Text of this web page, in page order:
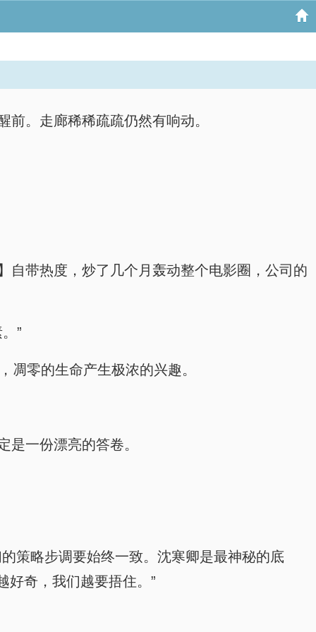
。走廊稀稀疏疏仍然有响动。
自带热度，炒了几个月轰动整个电影圈，公司的
”
零的生命产生极浓的兴趣。
一份漂亮的答卷。
策略步调要始终一致。沈寒卿是最神秘的底
好奇，我们越要捂住。”